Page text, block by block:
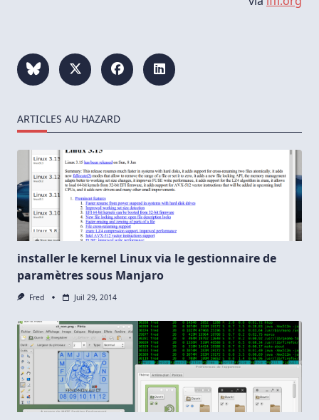
ARTICLES AU HAZARD
installer le kernel Linux via le gestionnaire de
paramètres sous Manjaro
Fred Juil 29, 2014